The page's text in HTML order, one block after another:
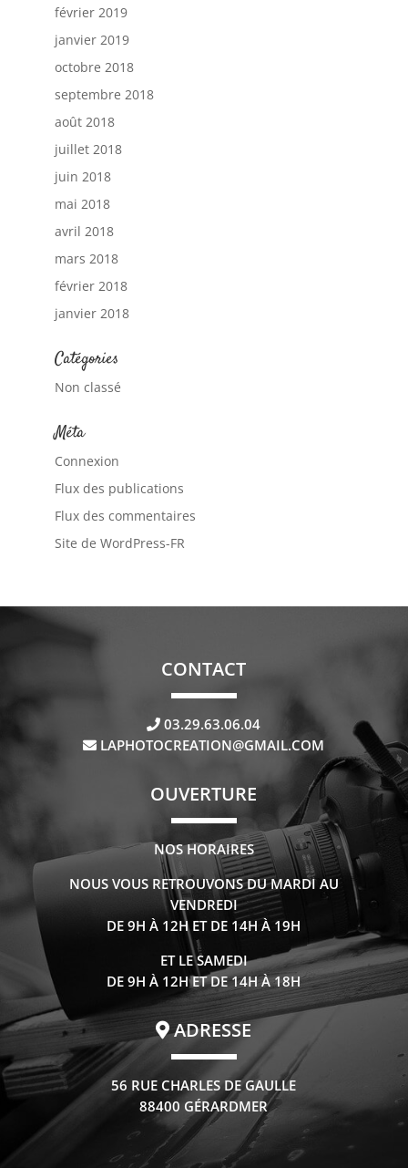
février 2019
janvier 2019
octobre 2018
septembre 2018
août 2018
juillet 2018
juin 2018
mai 2018
avril 2018
mars 2018
février 2018
janvier 2018
Catégories
Non classé
Méta
Connexion
Flux des publications
Flux des commentaires
Site de WordPress-FR
CONTACT
03.29.63.06.04
LAPHOTOCREATION@GMAIL.COM
OUVERTURE
NOS HORAIRES
NOUS VOUS RETROUVONS DU MARDI AU
VENDREDI
DE 9H À 12H ET DE 14H À 19H
ET LE SAMEDI
DE 9H À 12H ET DE 14H À 18H
ADRESSE
56 RUE CHARLES DE GAULLE
88400 GÉRARDMER